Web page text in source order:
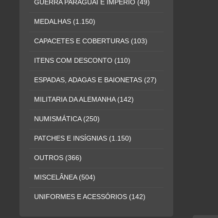
GUERRA PARAGUAI E IMPÉRIO (49)
MEDALHAS (1.150)
CAPACETES E COBERTURAS (103)
ITENS COM DESCONTO (110)
ESPADAS, ADAGAS E BAIONETAS (27)
MILITARIA DA ALEMANHA (142)
NUMISMÁTICA (250)
PATCHES E INSÍGNIAS (1.150)
OUTROS (366)
MISCELÂNEA (504)
UNIFORMES E ACESSÓRIOS (142)